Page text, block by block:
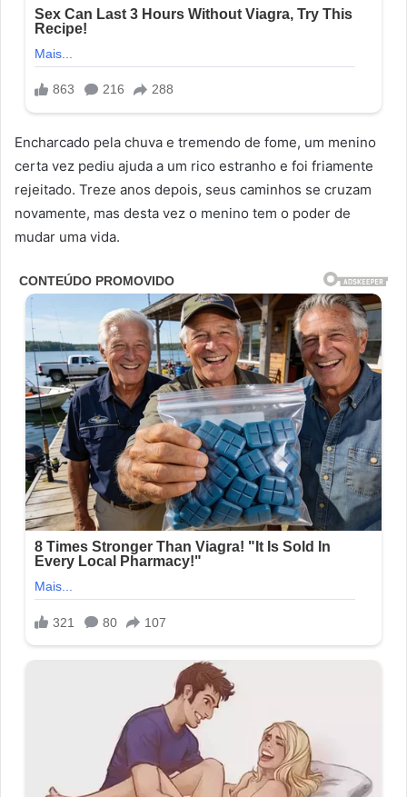
Encharcado pela chuva e tremendo de fome, um menino
certa vez pediu ajuda a um rico estranho e foi friamente
rejeitado. Treze anos depois, seus caminhos se cruzam
novamente, mas desta vez o menino tem o poder de
mudar uma vida.